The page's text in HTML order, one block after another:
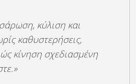
κύλιση και
καθυστερήσεις,
κίνηση σχεδιασμένη